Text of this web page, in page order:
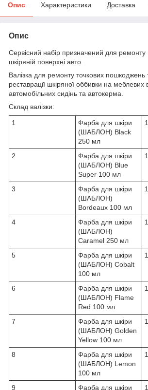
Опис Характеристики Доставка
Опис
Сервісний набір призначений для
шкіряній поверхні авто.
Валізка для ремонту точкових пошкоджень
реставрації шкіряної оббивки на меблевих
автомобільних сидінь та автокерма.
Склад валізки:
1
Фарба для шкіри
(ШАБЛОН) Black
250 мл
1
2
Фарба для шкіри
(ШАБЛОН) Blue
Super 100 мл
1
3
Фарба для шкіри
(ШАБЛОН)
Bordeaux 100 мл
1
4
Фарба для шкіри
(ШАБЛОН)
Caramel 250 мл
1
5
Фарба для шкіри
(ШАБЛОН) Cobalt
100 мл
1
6
Фарба для шкіри
(ШАБЛОН) Flame
Red 100 мл
1
7
Фарба для шкіри
(ШАБЛОН) Golden
Yellow 100 мл
1
8
Фарба для шкіри
(ШАБЛОН) Lemon
100 мл
1
9
Фарба для шкіри
1